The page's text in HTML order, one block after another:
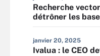
Recherche
détrôner les
janvier 20, 2025
Ivalua : le CEO